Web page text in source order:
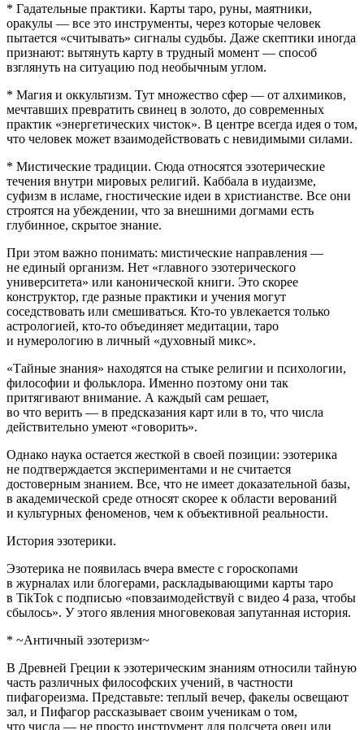
* Гадательные практики. Карты таро, руны, маятники,
оракулы — все это инструменты, через которые человек
пытается «считывать» сигналы судьбы. Даже скептики иногда
признают: вытянуть карту в трудный момент — способ
взглянуть на ситуацию под необычным углом.
* Магия и оккультизм. Тут множество сфер — от алхимиков,
мечтавших превратить свинец в золото, до современных
практик «энергетических чисток». В центре всегда идея о том,
что человек может взаимодействовать с невидимыми силами.
* Мистические традиции. Сюда относятся эзотерические
течения внутри мировых религий. Каббала в иудаизме,
суфизм в исламе, гностические идеи в христианстве. Все они
строятся на убеждении, что за внешними догмами есть
глубинное, скрытое знание.
При этом важно понимать: мистические направления —
не единый организм. Нет «главного эзотерического
университета» или канонической книги. Это скорее
конструктор, где разные практики и учения могут
соседствовать или смешиваться. Кто-то увлекается только
астрологией, кто-то объединяет медитации, таро
и нумерологию в личный «духовный микс».
«Тайные знания» находятся на стыке религии и психологии,
философии и фольклора. Именно поэтому они так
притягивают внимание. А каждый сам решает,
во что верить — в предсказания карт или в то, что числа
действительно умеют «говорить».
Однако наука остается жесткой в своей позиции: эзотерика
не подтверждается экспериментами и не считается
достоверным знанием. Все, что не имеет доказательной базы,
в академической среде относят скорее к области верований
и культурных феноменов, чем к объективной реальности.
История эзотерики.
Эзотерика не появилась вчера вместе с гороскопами
в журналах или блогерами, раскладывающими карты таро
в TikTok с подписью «повзаимодействуй с видео 4 раза, чтобы
сбылось». У этого явления многовековая запутанная история.
* ~Античный эзотеризм~
В Древней Греции к эзотерическим знаниям относили тайную
часть различных философских учений, в частности
пифагореизма. Представьте: теплый вечер, факелы освещают
зал, и Пифагор рассказывает своим ученикам о том,
что числа — не просто инструмент для подсчета овец или